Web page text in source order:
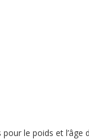
le poids et l’âge